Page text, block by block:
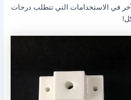
في الاستخدامات التي تتطلب درجات